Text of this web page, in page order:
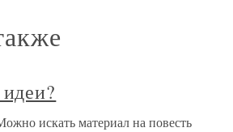
искать материал на повесть